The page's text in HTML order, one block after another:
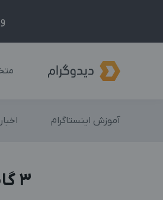
آموزش اینستاگرام
۳ گام طلایی برای شروع کار ادمینی بدون هیچ تجربه قبلی! (راهنمای جامع)